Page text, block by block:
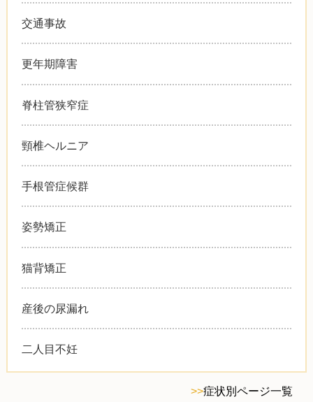
交通事故
更年期障害
脊柱管狭窄症
頸椎ヘルニア
手根管症候群
姿勢矯正
猫背矯正
産後の尿漏れ
二人目不妊
>>症状別ページ一覧